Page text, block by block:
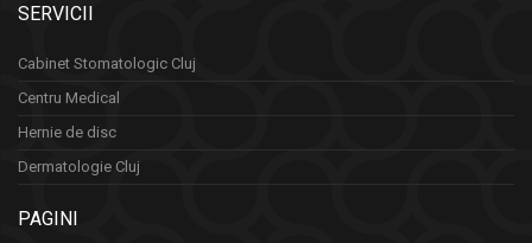
SERVICII
Cabinet Stomatologic Cluj
Centru Medical
Hernie de disc
Dermatologie Cluj
PAGINI